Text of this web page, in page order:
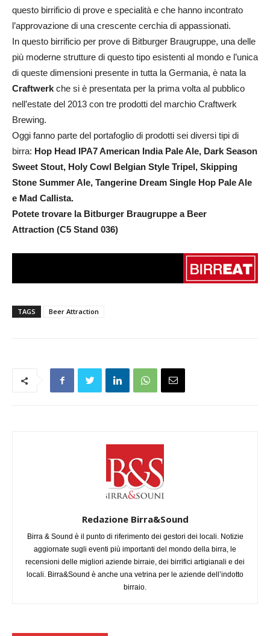
questo birrificio di prove e specialità e che hanno incontrato
l’approvazione di una crescente cerchia di appassionati.
In questo birrificio per prove di Bitburger Braugruppe, una delle
più moderne strutture di questo tipo esistenti al mondo e l’unica
di queste dimensioni presente in tutta la Germania, è nata la
Craftwerk che si è presentata per la prima volta al pubblico
nell’estate del 2013 con tre prodotti del marchio Craftwerk
Brewing.
Oggi fanno parte del portafoglio di prodotti sei diversi tipi di
birra: Hop Head IPA7 American India Pale Ale, Dark Season
Sweet Stout, Holy Cowl Belgian Style Tripel, Skipping
Stone Summer Ale, Tangerine Dream Single Hop Pale Ale
e Mad Callista.
Potete trovare la Bitburger Braugruppe a Beer
Attraction (C5 Stand 036)
TAGS Beer Attraction
Redazione Birra&Sound
Birra & Sound è il punto di riferimento dei gestori dei locali. Notizie
aggiornate sugli eventi più importanti del mondo della birra, le
recensioni delle migliori aziende birraie, dei birrifici artigianali e dei
locali. Birra&Sound è anche una vetrina per le aziende dell’indotto
birraio.